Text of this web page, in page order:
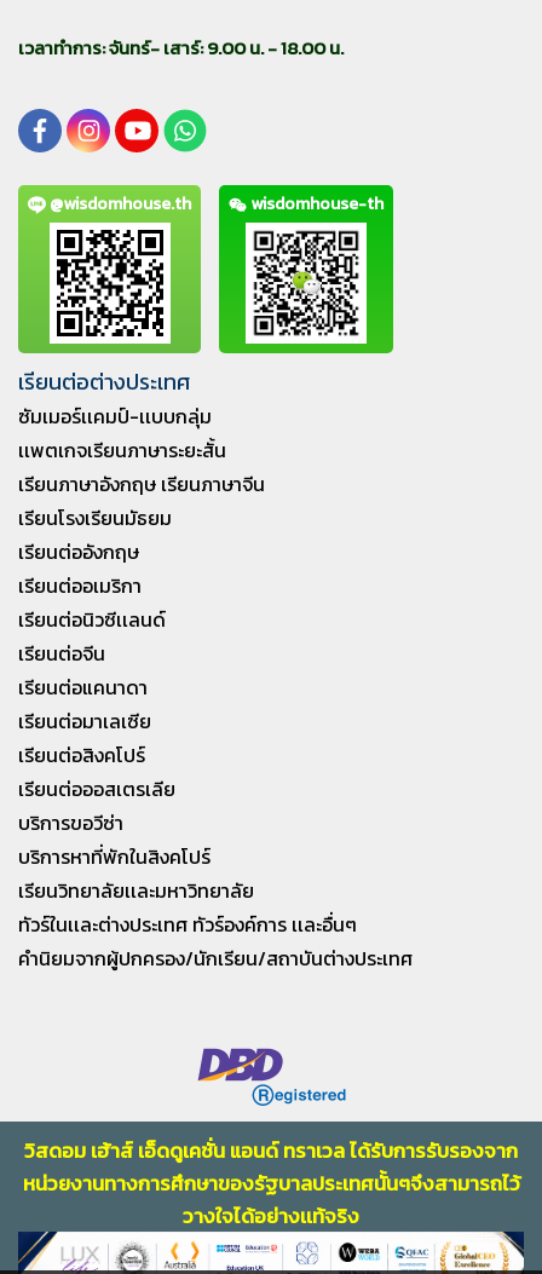
เวลาทำการ: จันทร์- เสาร์: 9.00 น. - 18.00 น.
@wisdomhouse.th wisdomhouse-th
เรียนต่อต่างประเทศ
ซัมเมอร์เเคมป์-เเบบกลุ่ม
เเพตเกจเรียนภาษาระยะสั้น
เรียนภาษาอังกฤษ เรียนภาษาจีน
เรียนโรงเรียนมัธยม
เรียนต่ออังกฤษ
เรียนต่ออเมริกา
เรียนต่อนิวซีเเลนด์
เรียนต่อจีน
เรียนต่อแคนาดา
เรียนต่อมาเลเซีย
เรียนต่อสิงคโปร์
เรียนต่อออสเตรเลีย
บริการขอวีซ่า
บริการหาที่พักในสิงคโปร์
เรียนวิทยาลัยเเละมหาวิทยาลัย
ทัวร์ในเเละต่างประเทศ ทัวร์องค์การ เเละอื่นๆ
คำนิยมจากผู้ปกครอง/นักเรียน/สถาบันต่างประเทศ
วิสดอม เฮ้าส์ เอ็ดดูเคชั่น แอนด์ ทราเวล ได้รับการรับรองจาก
หน่วยงานทางการศึกษาของรัฐบาลประเทศนั้นๆจึงสามารถไว้
วางใจได้อย่างเเท้จริง